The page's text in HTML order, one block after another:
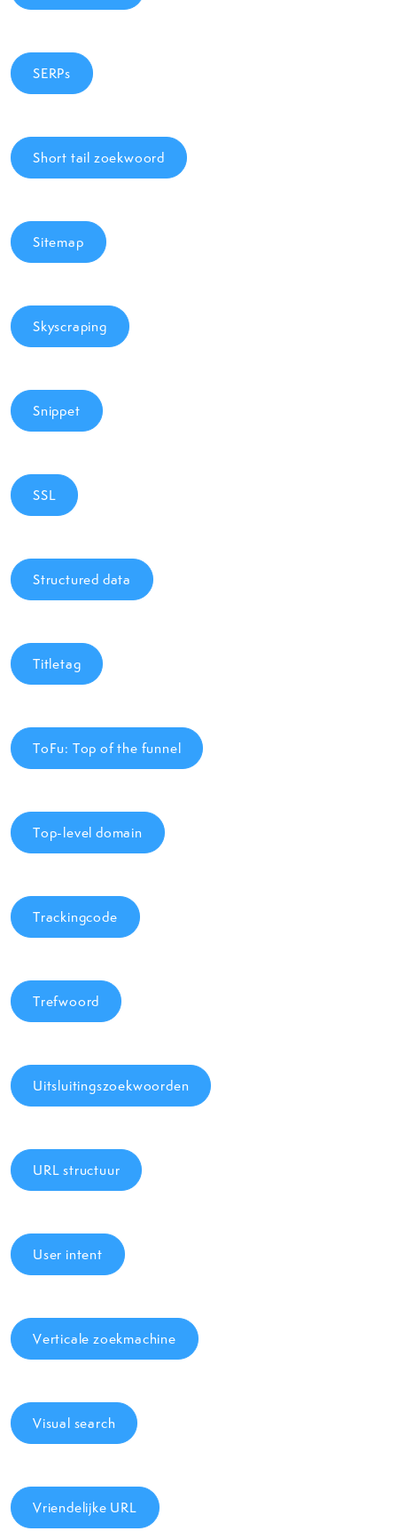
SERPs
Short tail zoekwoord
Sitemap
Skyscraping
Snippet
SSL
Structured data
Titletag
ToFu: Top of the funnel
Top-level domain
Trackingcode
Trefwoord
Uitsluitingszoekwoorden
URL structuur
User intent
Verticale zoekmachine
Visual search
Vriendelijke URL